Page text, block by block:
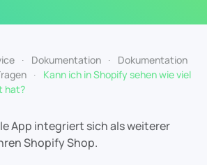
Dokumentation
Dokumentation
Kann ich in Shopify sehen wie viel
hat?
App integriert sich als weiterer
Shopify Shop.